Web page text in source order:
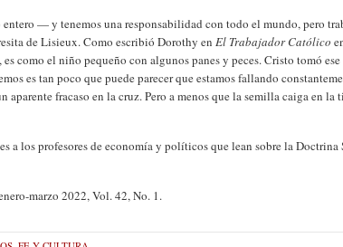
— y tenemos una responsabilidad con todo el mundo, pero
de Lisieux. Como escribió Dorothy en El Trabajador Católico
como el niño pequeño con algunos panes y peces. Cristo tomó
es tan poco que puede parecer que estamos fallando
aparente fracaso en la cruz. Pero a menos que la semilla caiga en la
a los profesores de economía y políticos que lean sobre la Doctrina
marzo 2022, Vol. 42, No. 1.